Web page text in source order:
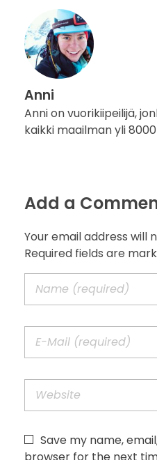
Anni
Anni on vuorikiipeilijä,
kaikki maailman yli
Add a
Your email address will
Required fields are
Save my name,
browser for the next